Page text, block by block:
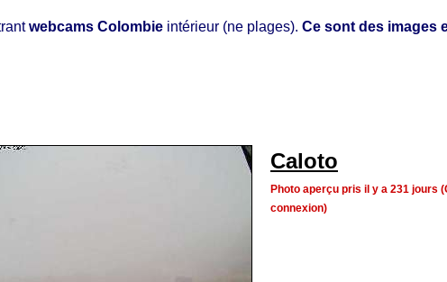
webcams Colombie intérieur (ne plages). Ce sont des images
Caloto
Photo aperçu pris il y a 231 jours
connexion)